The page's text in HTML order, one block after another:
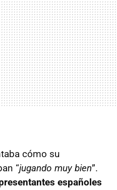
cómo su
“jugando muy bien”.
españoles